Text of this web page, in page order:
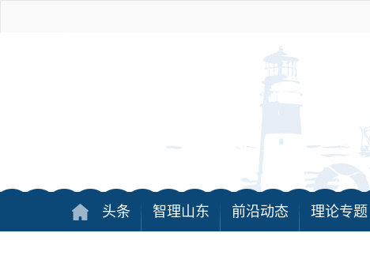
头条 智理山东 前沿动态 理论专题